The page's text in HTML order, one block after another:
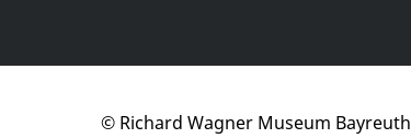
© Richard Wagner Museum Bayreuth